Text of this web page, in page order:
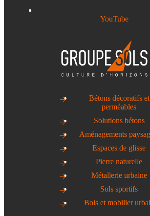
YouTube
Bétons décoratifs et
perméables
Solutions bétons
Aménagements
Espaces de glisse
Pierre naturelle
Métallerie urbaine
Sols sportifs
Bois et mobilier